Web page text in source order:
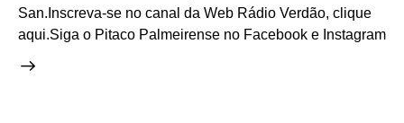
San.Inscreva-se no canal da Web Rádio Verdão, clique
aqui.Siga o Pitaco Palmeirense no Facebook e Instagram